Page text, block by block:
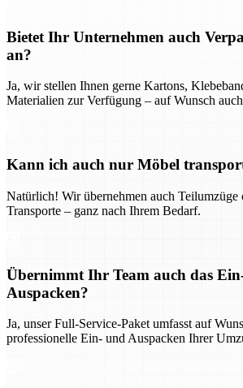
Bietet Ihr Unternehmen auch
an?
Ja, wir stellen Ihnen gerne Kartons,
Materialien zur Verfügung – auf Wunsch
Kann ich auch nur Möbel
Natürlich! Wir übernehmen auch Teilumzüge
Transporte – ganz nach Ihrem Bedarf.
Übernimmt Ihr Team auch das
Auspacken?
Ja, unser Full-Service-Paket umfasst auf
professionelle Ein- und Auspacken Ihrer